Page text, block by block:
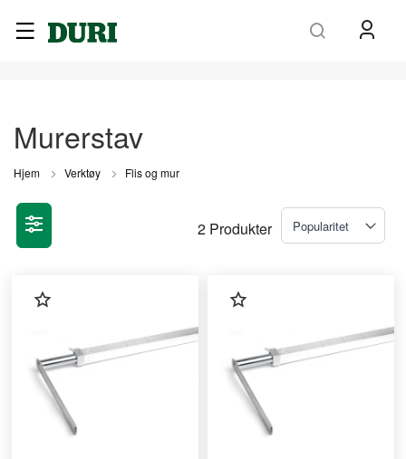
Murerstav
Hjem Verktøy Flis og mur
2 Produkter